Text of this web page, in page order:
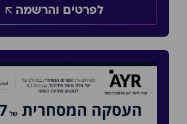
לפרטים והרשמה